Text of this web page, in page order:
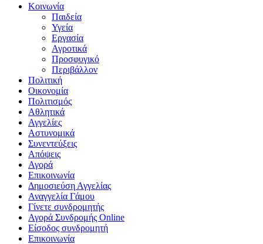
Κοινωνία
Παιδεία
Υγεία
Εργασία
Αγροτικά
Προσφυγικό
Περιβάλλον
Πολιτική
Οικονομία
Πολιτισμός
Αθλητικά
Αγγελίες
Αστυνομικά
Συνεντεύξεις
Απόψεις
Αγορά
Επικοινωνία
Δημοσιεύση Αγγελίας
Αναγγελία Γάμου
Γίνετε συνδρομητής
Αγορά Συνδρομής Online
Είσοδος συνδρομητή
Επικοινωνία